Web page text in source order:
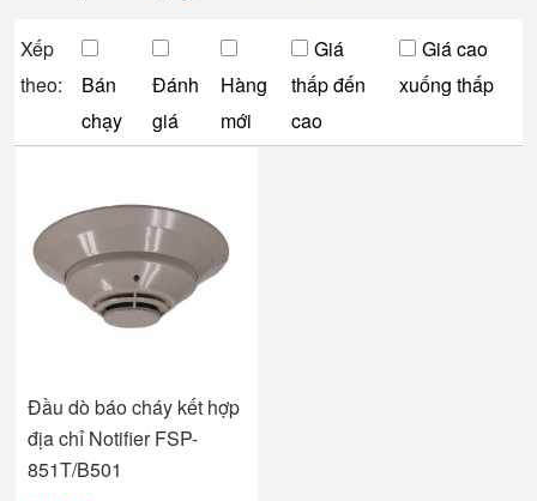
Xếp
theo:
Bán
chạy
Đánh
giá
Hàng
mới
Giá
thấp đến
cao
Giá cao
xuống thấp
Đầu dò báo cháy kết hợp
địa chỉ Notifier FSP-
851T/B501